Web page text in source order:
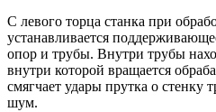
С левого торца станка при
устанавливается
опор и трубы. Внутри трубы
внутри которой вращается
смягчает удары прутка о
шум.